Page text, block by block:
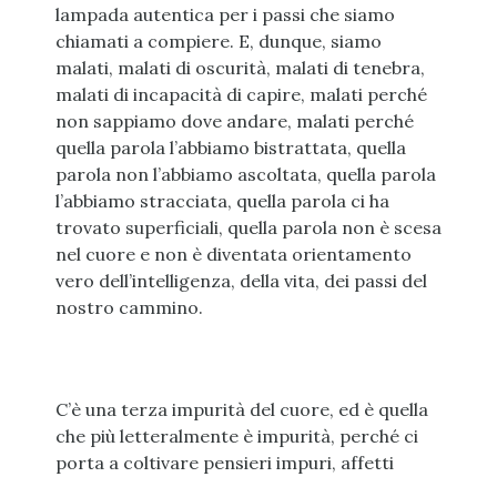
lampada autentica per i passi che siamo
chiamati a compiere. E, dunque, siamo
malati, malati di oscurità, malati di tenebra,
malati di incapacità di capire, malati perché
non sappiamo dove andare, malati perché
quella parola l’abbiamo bistrattata, quella
parola non l’abbiamo ascoltata, quella parola
l’abbiamo stracciata, quella parola ci ha
trovato superficiali, quella parola non è scesa
nel cuore e non è diventata orientamento
vero dell’intelligenza, della vita, dei passi del
nostro cammino.
C’è una terza impurità del cuore, ed è quella
che più letteralmente è impurità, perché ci
porta a coltivare pensieri impuri, affetti